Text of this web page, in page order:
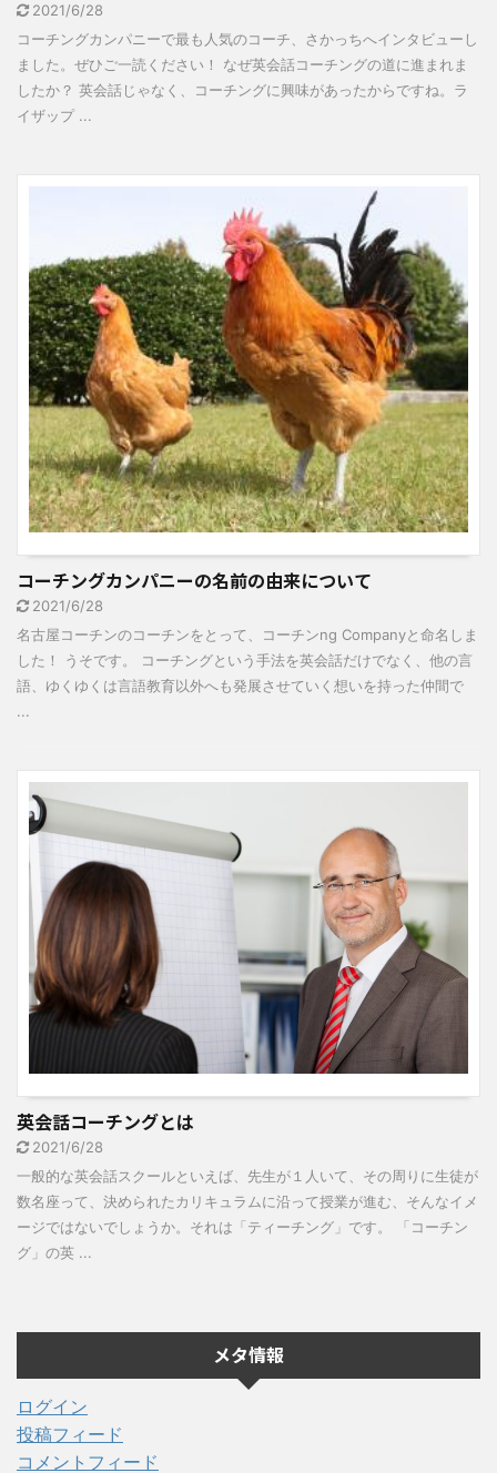
2021/6/28
コーチングカンパニーで最も人気のコーチ、さかっちへインタビューし
ました。ぜひご一読ください！ なぜ英会話コーチングの道に進まれま
したか？ 英会話じゃなく、コーチングに興味があったからですね。ラ
イザップ ...
コーチングカンパニーの名前の由来について
2021/6/28
名古屋コーチンのコーチンをとって、コーチンng Companyと命名しま
した！ うそです。 コーチングという手法を英会話だけでなく、他の言
語、ゆくゆくは言語教育以外へも発展させていく想いを持った仲間で
...
英会話コーチングとは
2021/6/28
一般的な英会話スクールといえば、先生が１人いて、その周りに生徒が
数名座って、決められたカリキュラムに沿って授業が進む、そんなイメ
ージではないでしょうか。それは「ティーチング」です。 「コーチン
グ」の英 ...
メタ情報
ログイン
投稿フィード
コメントフィード